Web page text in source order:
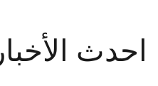
احدث الأخبار